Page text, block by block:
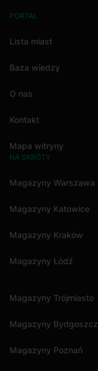
PORTAL
Lista miast
Baza wiedzy
O nas
Kontakt
Mapa witryny
NA SKRÓTY
Magazyny Warszawa
Magazyny Katowice
Magazyny Kraków
Magazyny Łódź
Magazyny Trójmiasto
Magazyny Bydgoszcz
Magazyny Poznań